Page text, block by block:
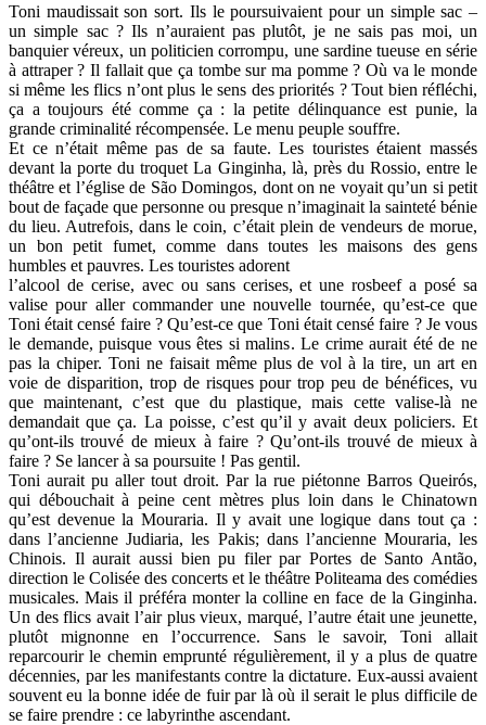
Toni maudissait son sort. Ils le poursuivaient pour un simple sac –
un simple sac ? Ils n’auraient pas plutôt, je ne sais pas moi, un
banquier véreux, un politicien corrompu, une sardine tueuse en série
à attraper ? Il fallait que ça tombe sur ma pomme ? Où va le monde
si même les flics n’ont plus le sens des priorités ? Tout bien réfléchi,
ça a toujours été comme ça : la petite délinquance est punie, la
grande criminalité récompensée. Le menu peuple souffre.
Et ce n’était même pas de sa faute. Les touristes étaient massés
devant la porte du troquet La Ginginha, là, près du Rossio, entre le
théâtre et l’église de São Domingos, dont on ne voyait qu’un si petit
bout de façade que personne ou presque n’imaginait la sainteté bénie
du lieu. Autrefois, dans le coin, c’était plein de vendeurs de morue,
un bon petit fumet, comme dans toutes les maisons des gens
humbles et pauvres. Les touristes adorent
l’alcool de cerise, avec ou sans cerises, et une rosbeef a posé sa
valise pour aller commander une nouvelle tournée, qu’est-ce que
Toni était censé faire ? Qu’est-ce que Toni était censé faire ? Je vous
le demande, puisque vous êtes si malins. Le crime aurait été de ne
pas la chiper. Toni ne faisait même plus de vol à la tire, un art en
voie de disparition, trop de risques pour trop peu de bénéfices, vu
que maintenant, c’est que du plastique, mais cette valise-là ne
demandait que ça. La poisse, c’est qu’il y avait deux policiers. Et
qu’ont-ils trouvé de mieux à faire ? Qu’ont-ils trouvé de mieux à
faire ? Se lancer à sa poursuite ! Pas gentil.
Toni aurait pu aller tout droit. Par la rue piétonne Barros Queirós,
qui débouchait à peine cent mètres plus loin dans le Chinatown
qu’est devenue la Mouraria. Il y avait une logique dans tout ça :
dans l’ancienne Judiaria, les Pakis; dans l’ancienne Mouraria, les
Chinois. Il aurait aussi bien pu filer par Portes de Santo Antão,
direction le Colisée des concerts et le théâtre Politeama des comédies
musicales. Mais il préféra monter la colline en face de la Ginginha.
Un des flics avait l’air plus vieux, marqué, l’autre était une jeunette,
plutôt mignonne en l’occurrence. Sans le savoir, Toni allait
reparcourir le chemin emprunté régulièrement, il y a plus de quatre
décennies, par les manifestants contre la dictature. Eux-aussi avaient
souvent eu la bonne idée de fuir par là où il serait le plus difficile de
se faire prendre : ce labyrinthe ascendant.